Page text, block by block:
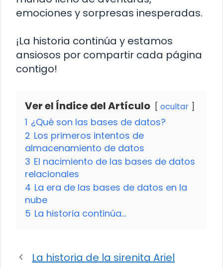
emociones y sorpresas inesperadas.
¡La historia continúa y estamos
ansiosos por compartir cada página
contigo!
Ver el Índice del Artículo ocultar
1 ¿Qué son las bases de datos?
2 Los primeros intentos de
almacenamiento de datos
3 El nacimiento de las bases de datos
relacionales
4 La era de las bases de datos en la
nube
5 La historia continúa…
La historia de la sirenita Ariel